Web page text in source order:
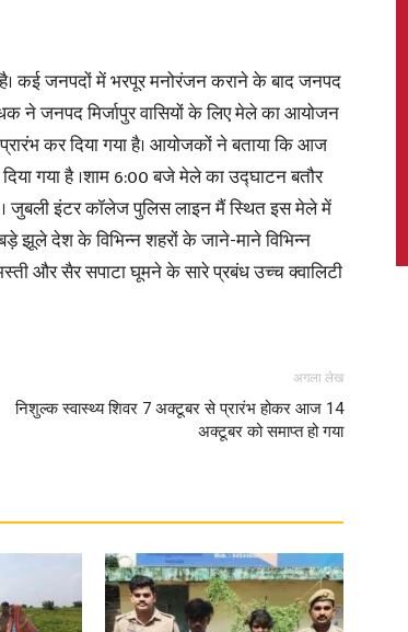
News,
Latest
News
in
है। कई जनपदों में भरपूर मनोरंजन कराने के बाद जनपद
ने जनपद मिर्जापुर वासियों के लिए मेले का आयोजन
कर दिया गया है। आयोजकों ने बताया कि आज
गया है ।शाम 6:00 बजे मेले का उद्घाटन बतौर
। जुबली इंटर कॉलेज पुलिस लाइन मैं स्थित इस मेले में
झूले देश के विभिन्न शहरों के जाने-माने विभिन्न
और सैर सपाटा घूमने के सारे प्रबंध उच्च क्वालिटी
अगला लेख
निशुल्क स्वास्थ्य शिवर 7 अक्टूबर से प्रारंभ होकर आज 14
अक्टूबर को समाप्त हो गया